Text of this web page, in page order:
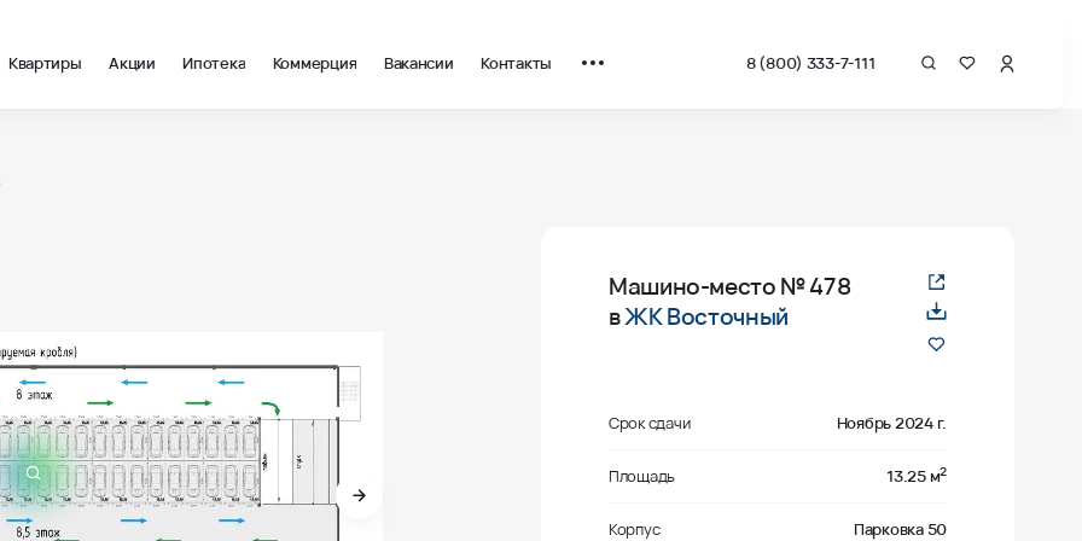
Квартиры Акции Ипотека Коммерция Вакансии Контакты 8 (800) 333-7-111
Машино-место№ 478
вЖК Восточный
Срок сдачи Ноябрь 2024 г.
Площадь 13.25 м2
Корпус Парковка 50